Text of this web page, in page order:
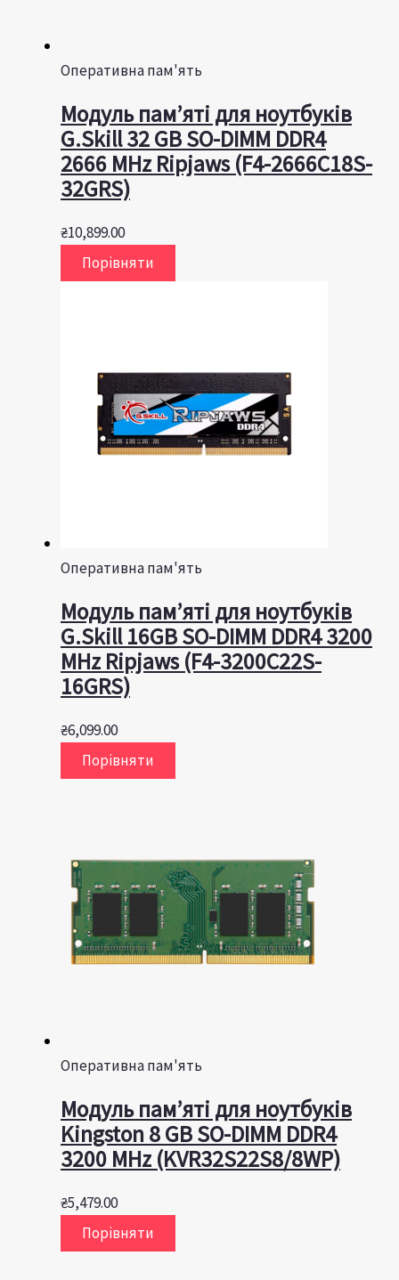
Оперативна пам'ять
Модуль пам’яті для ноутбуків
G.Skill 32 GB SO-DIMM DDR4
2666 MHz Ripjaws (F4-2666C18S-
32GRS)
₴10,899.00
Порівняти
Оперативна пам'ять
Модуль пам’яті для ноутбуків
G.Skill 16GB SO-DIMM DDR4 3200
MHz Ripjaws (F4-3200C22S-
16GRS)
₴6,099.00
Порівняти
Оперативна пам'ять
Модуль пам’яті для ноутбуків
Kingston 8 GB SO-DIMM DDR4
3200 MHz (KVR32S22S8/8WP)
₴5,479.00
Порівняти